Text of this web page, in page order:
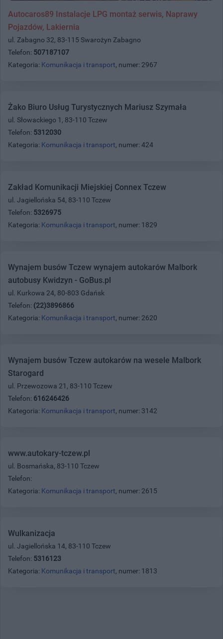
Autocaros89 Instalacje LPG montaż serwis, Naprawy
Pojazdów, Lakiernia
ul. Zabagno 32, 83-115 Swarożyn Zabagno
Telefon: 507187107
Kategoria: Komunikacja i transport, numer: 2967
Żako Biuro Usług Turystycznych Mariusz Szymała
ul. Słowackiego 1, 83-110 Tczew
Telefon: 5312030
Kategoria: Komunikacja i transport, numer: 424
Zakład Komunikacji Miejskiej Connex Tczew
ul. Jagiellońska 54, 83-110 Tczew
Telefon: 5326975
Kategoria: Komunikacja i transport, numer: 1829
Wynajem busów Tczew wynajem autokarów Malbork
autobusy Kwidzyn - GoBus.pl
ul. Kurkowa 24, 80-803 Gdańsk
Telefon: (22)3896866
Kategoria: Komunikacja i transport, numer: 2620
Wynajem busów Tczew autokarów na wesele Malbork
Starogard
ul. Przewozowa 21, 83-110 Tczew
Telefon: 616246426
Kategoria: Komunikacja i transport, numer: 3142
www.autokary-tczew.pl
ul. Bosmańska, 83-110 Tczew
Telefon:
Kategoria: Komunikacja i transport, numer: 2615
Wulkanizacja
ul. Jagiellońska 14, 83-110 Tczew
Telefon: 5316123
Kategoria: Komunikacja i transport, numer: 1813